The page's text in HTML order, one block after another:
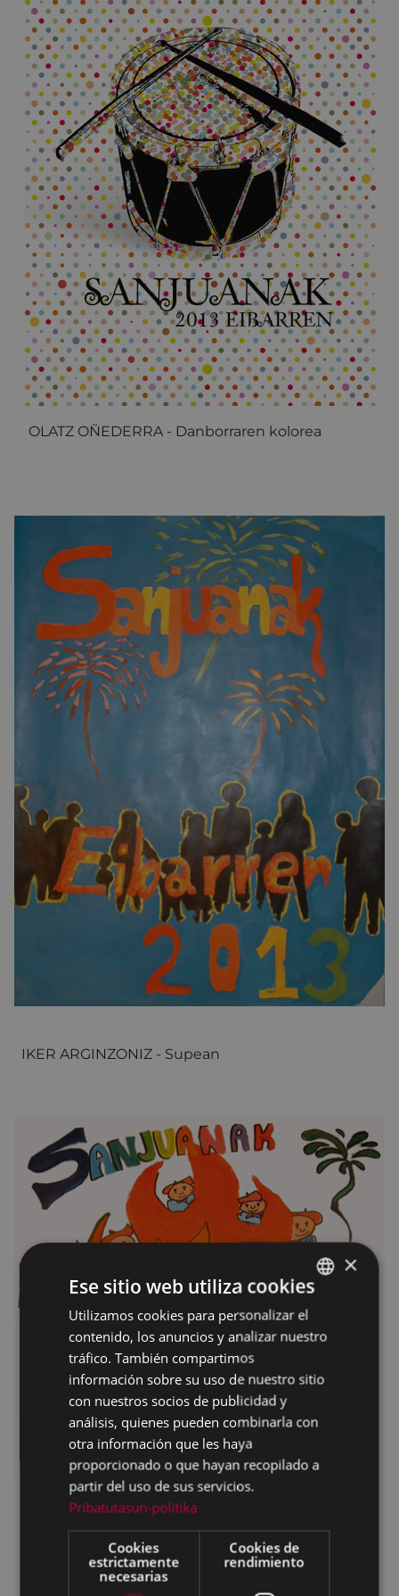
OLATZ OÑEDERRA - Danborraren kolorea
IKER ARGINZONIZ - Supean
BASQUE
SPANISH
×
Ese sitio web utiliza cookies
Utilizamos cookies para personalizar el
contenido, los anuncios y analizar nuestro
tráfico. También compartimos
información sobre su uso de nuestro sitio
con nuestros socios de publicidad y
análisis, quienes pueden combinarla con
otra información que les haya
proporcionado o que hayan recopilado a
partir del uso de sus servicios.
Pribatutasun-politika
Cookies
estrictamente
necesarias
Cookies de
rendimiento